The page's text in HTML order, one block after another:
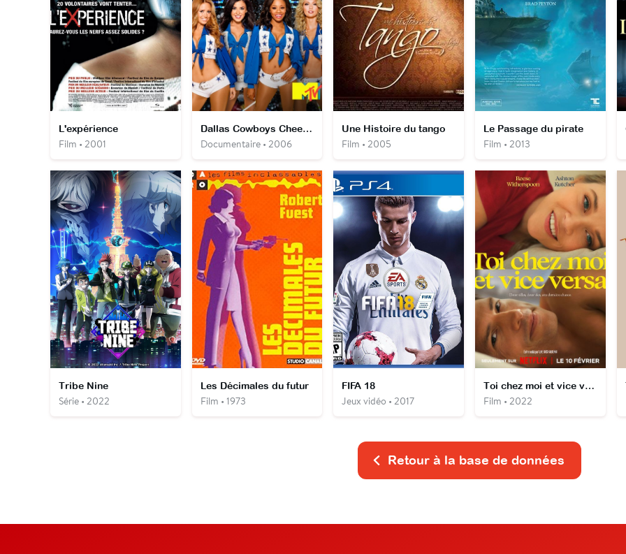
L'expérience
Film • 2001
Dallas Cowboys Cheerleaders : Tout pour l’équipe
Documentaire • 2006
Une Histoire du tango
Film • 2005
Le Passage du pirate
Film • 2013
Tribe Nine
Série • 2022
Les Décimales du futur
Film • 1973
FIFA 18
Jeux vidéo • 2017
Toi chez moi et vice versa
Film • 2022
Retour à la base de données